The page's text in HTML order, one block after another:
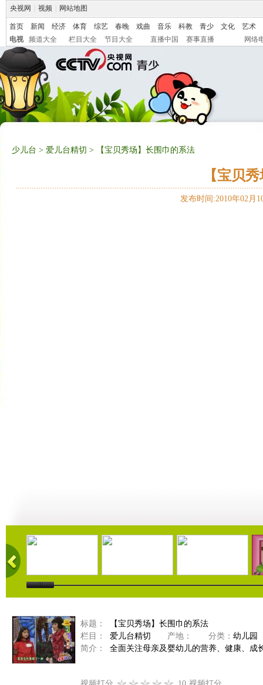
央视网 视频 网站地图
首页 新闻 经济 体育 综艺 春晚 戏曲 音乐 科教 青少 文化
艺术
电视
频道大全 栏目大全 节目大全 直播中国 赛事直播 网络
少儿台 > 爱儿台精切 > 【宝贝秀场】长围巾的系法
【宝贝
发布时间:2010年02月
21:58 01:43 02:58
标题：
【宝贝秀场】长围巾的系法
栏目：
爱儿台精切 产地： 分类： 幼儿园
简介：
全面关注母亲及婴幼儿的营养、健康、成